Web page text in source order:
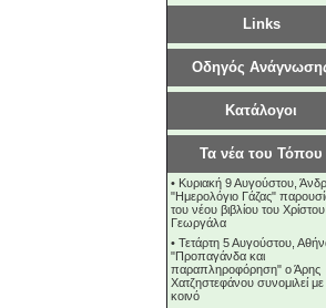
Links
Οδηγός
Κατάλογοι
Τα νέα του Τόπου
• Κυριακή 9 Αυγούστου,
"Ημερολόγιο Γάζας"
του νέου βιβλίου του Χρίστου
Γεωργάλα
• Τετάρτη 5 Αυγούστου,
"Προπαγάνδα και
παραπληροφόρηση" ο Άρης
Χατζηστεφάνου συνομιλεί με
κοινό